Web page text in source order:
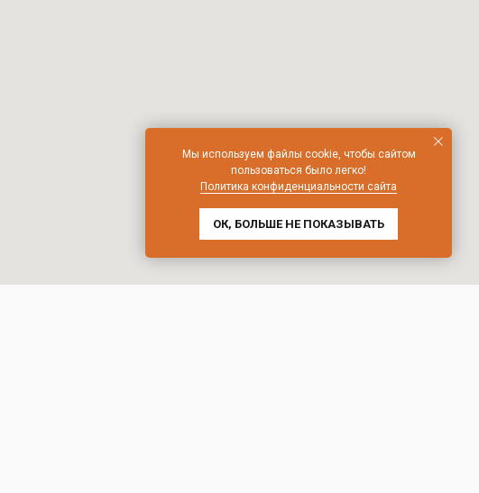
Мы используем файлы cookie, чтобы сайтом
пользоваться было легко!
Политика конфиденциальности сайта
ОК, БОЛЬШЕ НЕ ПОКАЗЫВАТЬ